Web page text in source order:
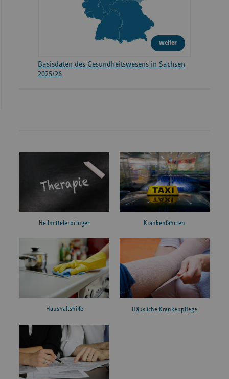
weiter
Basisdaten des Gesundheitswesens in Sachsen
2025/26
Heilmittelerbringer Krankenfahrten
Haushaltshilfe Häusliche Krankenpflege